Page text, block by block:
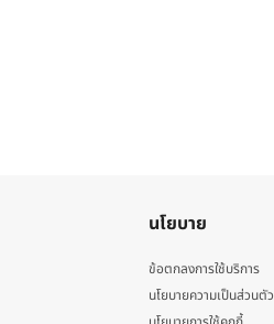
นโยบาย
ข้อตกลงการใช้บริการ
นโยบายความเป็นส่วนตัว